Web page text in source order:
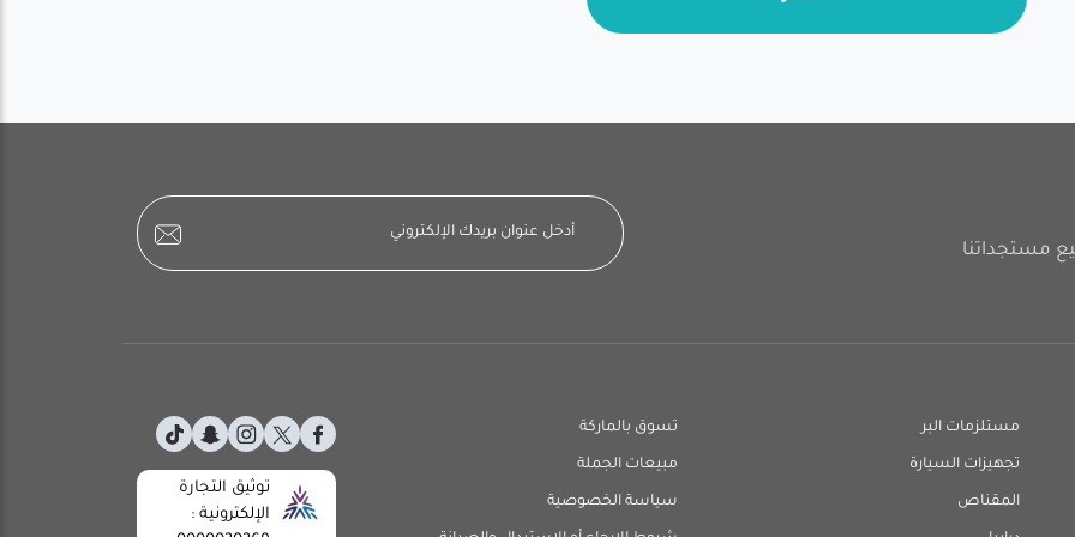
مستلزمات البر
تجهيزات السيارة
المقناص
تسوق بالماركة
مبيعات الجملة
سياسة الخصوصية
توثيق التجارة
الإلكترونية :